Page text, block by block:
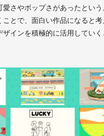
愛さやポップさがあったとい
ことで、面白い作品になると
ザインを積極的に活用してい